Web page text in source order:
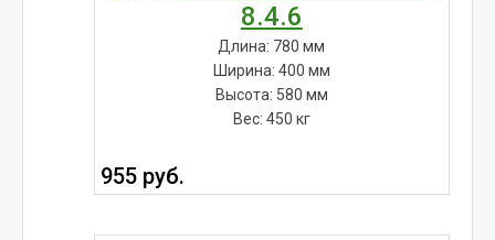
8.4.6
Длина: 780 мм
Ширина: 400 мм
Высота: 580 мм
Вес: 450 кг
955 руб.